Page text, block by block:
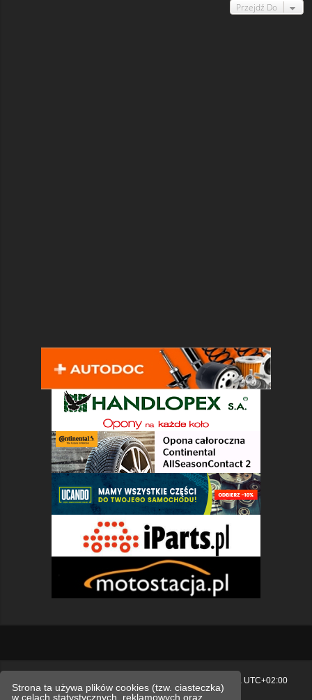
Strona ta używa plików cookies (tzw. ciasteczka)
w celach statystycznych, reklamowych oraz
Przejdź Do
UTC+02:00